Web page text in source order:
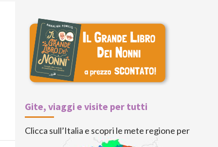
Gite, viaggi e visite per tutti
Clicca sull’Italia e scopri le mete regione per